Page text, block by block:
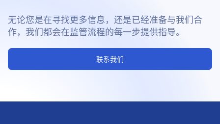
无论您是在寻找更多信息，还是已经准备与我们合
作，我们都会在监管流程的每一步提供指导。
联系我们